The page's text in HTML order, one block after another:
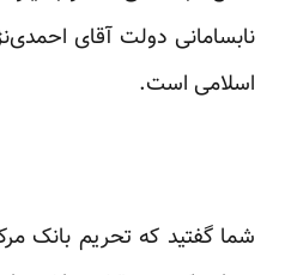
نابسامانی دولت آقای
اسلامی است.
شما گفتید که تحریم بانک